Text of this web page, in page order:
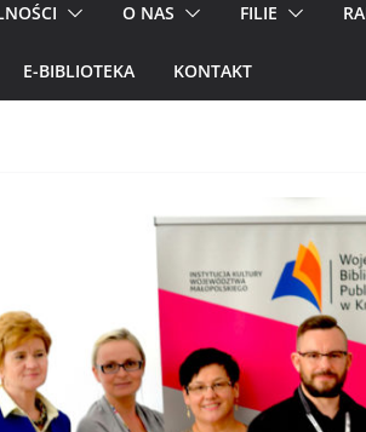
O NAS FILIE
E-BIBLIOTEKA KONTAKT